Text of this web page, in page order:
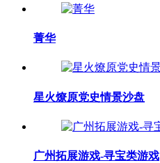
菁华
星火燎原党史情景沙盘
广州拓展游戏-寻宝类游戏